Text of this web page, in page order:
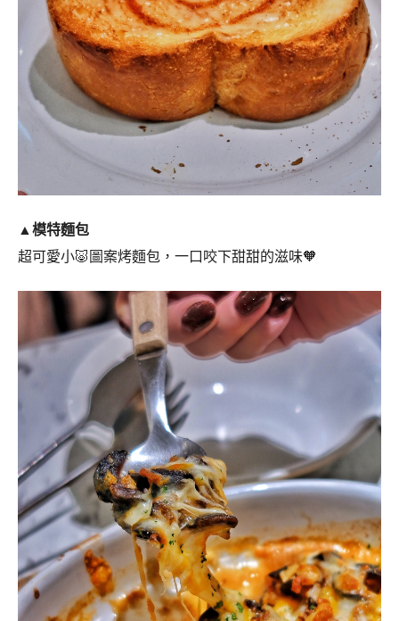
▲模特麵包
超可愛小🐷圖案烤麵包，一口咬下甜甜的滋味🧡